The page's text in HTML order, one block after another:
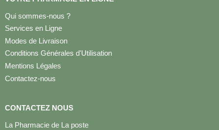
Qui sommes-nous ?
Services en Ligne
Modes de Livraison
Conditions Générales d'Utilisation
Mentions Légales
Contactez-nous
CONTACTEZ NOUS
La Pharmacie de La poste